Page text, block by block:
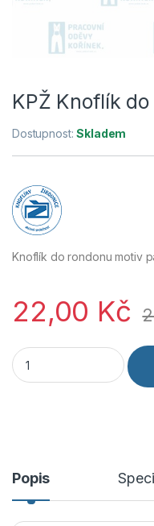
KPŽ Knoflík
Dostupnost:Skladem
Knoflík do rondonu motiv
22,00 Kč
KPŽ Knoflík do rondonu
Popis